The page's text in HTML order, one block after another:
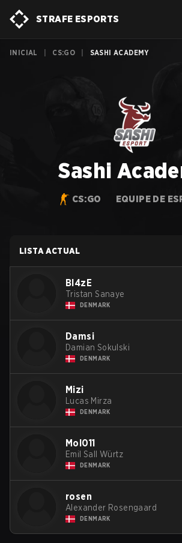
STRAFE ESPORTS
INICIAL CS:GO SASHI ACADEMY
Sashi
CS:GO EQUIPE DE
LISTA ACTUAL
Bl4zE
Tristan Sanaye
DENMARK
Damsi
Damian Sokulski
DENMARK
Mizi
Lucas Mirza
DENMARK
Mol011
Emil Sall Würtz
DENMARK
rosen
Alexander Rosengaard
DENMARK